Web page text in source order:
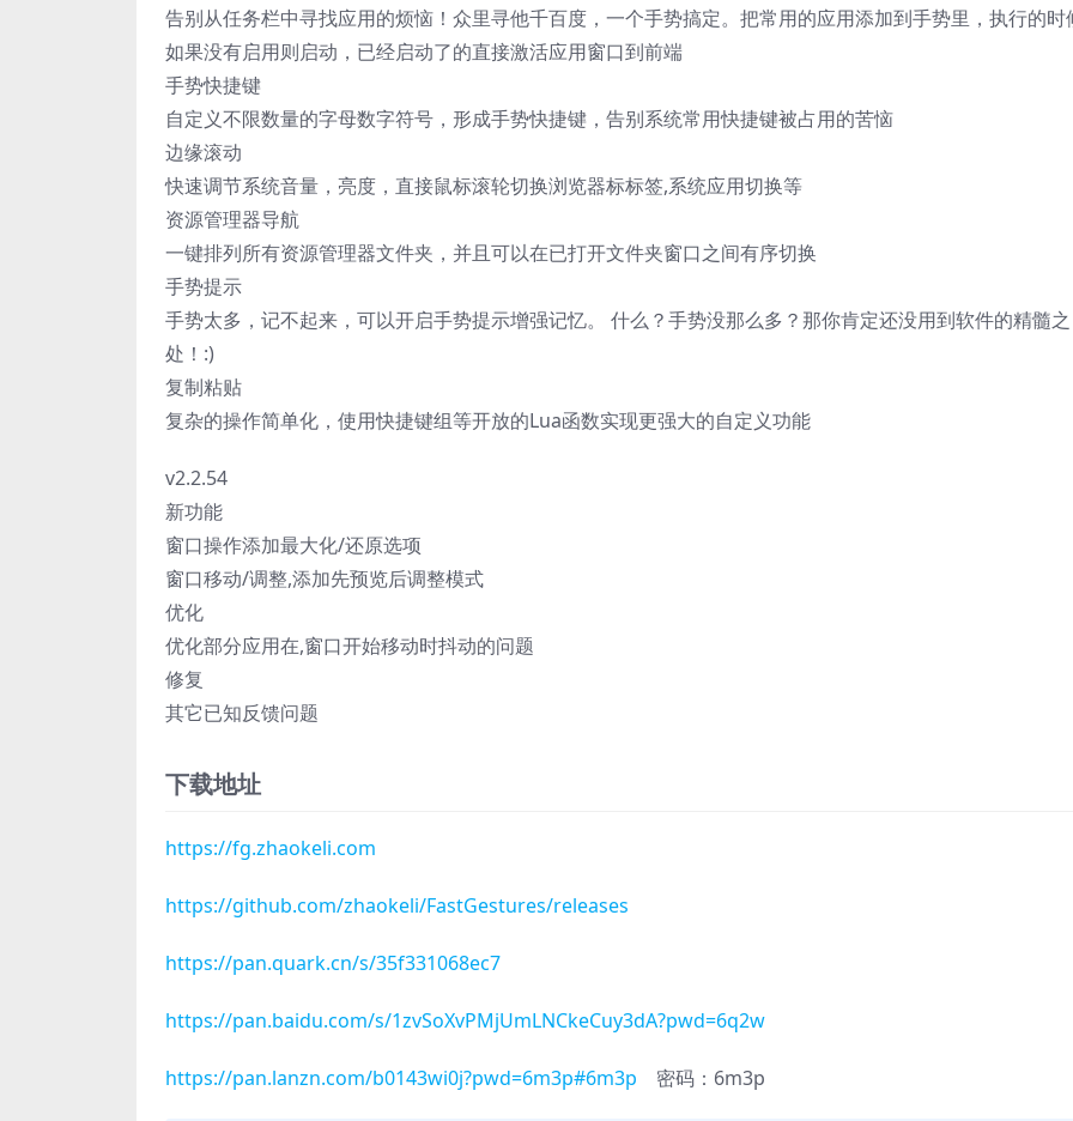
告别从任务栏中寻找应用的烦恼！众里寻他千百度，一个手势搞定。把常用的应用添加到手势里，执行的时
如果没有启用则启动，已经启动了的直接激活应用窗口到前端
手势快捷键
自定义不限数量的字母数字符号，形成手势快捷键，告别系统常用快捷键被占用的苦恼
边缘滚动
快速调节系统音量，亮度，直接鼠标滚轮切换浏览器标标签,系统应用切换等
资源管理器导航
一键排列所有资源管理器文件夹，并且可以在已打开文件夹窗口之间有序切换
手势提示
手势太多，记不起来，可以开启手势提示增强记忆。 什么？手势没那么多？那你肯定还没用到软件的精髓之
处！:)
复制粘贴
复杂的操作简单化，使用快捷键组等开放的Lua函数实现更强大的自定义功能
v2.2.54
新功能
窗口操作添加最大化/还原选项
窗口移动/调整,添加先预览后调整模式
优化
优化部分应用在,窗口开始移动时抖动的问题
修复
其它已知反馈问题
下载地址
https://fg.zhaokeli.com
https://github.com/zhaokeli/FastGestures/releases
https://pan.quark.cn/s/35f331068ec7
https://pan.baidu.com/s/1zvSoXvPMjUmLNCkeCuy3dA?pwd=6q2w
https://pan.lanzn.com/b0143wi0j?pwd=6m3p#6m3p 密码：6m3p